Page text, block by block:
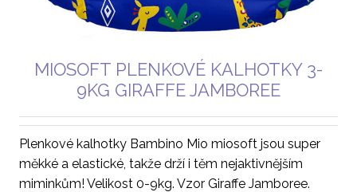
MIOSOFT PLENKOVÉ KALHOTKY 3-
9KG GIRAFFE JAMBOREE
Plenkové kalhotky Bambino Mio miosoft jsou super
měkké a elastické, takže drží i těm nejaktivnějším
miminkům! Velikost 0-9kg. Vzor Giraffe Jamboree.